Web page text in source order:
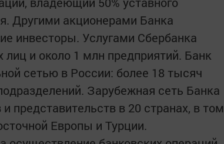
Другими акционерами Банка
инвесторы. Услугами Сбербанка
и около 1 млн предприятий. Банк
сетью в России: более 18 тысяч
Зарубежная сеть Банка
представительств в 20 странах, в том
Европы и Турции.